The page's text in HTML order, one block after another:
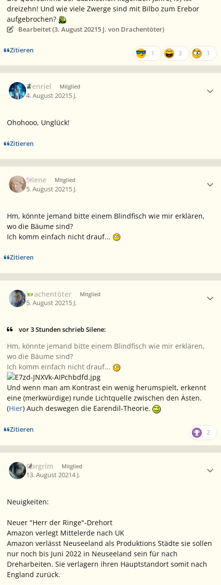
dreizehn! Und wie viele Zwerge sind mit Bilbo zum Erebor
aufgebrochen?
Bearbeitet (3. August 20215 J. von Drachentöter)
Zitieren 1 3 1
Elenriel Mitglied
4. August 20215 J.
Ohohooo, Unglück!
Zitieren
Silene Mitglied
5. August 20215 J.
Hm, könnte jemand bitte einem Blindfisch wie mir erklären,
wo die Bäume sind?
Ich komm einfach nicht drauf...
Zitieren
Drachentöter Mitglied
5. August 20215 J.
vor 3 Stunden schrieb Silene:
Hm, könnte jemand bitte einem Blindfisch wie mir erklären,
wo die Bäume sind?
Ich komm einfach nicht drauf...
Und wenn man am Kontrast ein wenig herumspielt, erkennt
eine (merkwürdige) runde Lichtquelle zwischen den Ästen.
(Hier) Auch deswegen die Earendil-Theorie.
Zitieren 2
Gargrim Mitglied
13. August 20214 J.
Neuigkeiten:
Neuer "Herr der Ringe"-Drehort
Amazon verlegt Mittelerde nach UK
Amazon verlässt Neuseeland als Produktions Städte sie sollen
nur noch bis Juni 2022 in Neuseeland sein für nach
Dreharbeiten. Sie verlagern ihren Hauptstandort somit nach
England zurück.